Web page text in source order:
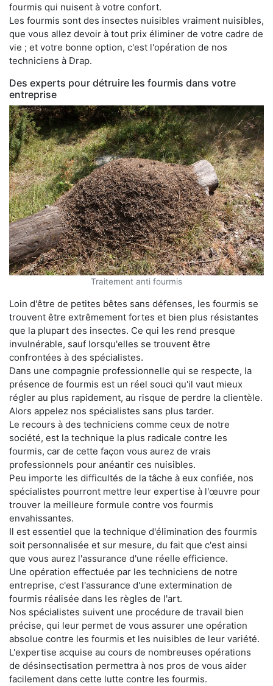
fourmis qui nuisent à votre confort.
Les fourmis sont des insectes nuisibles vraiment nuisibles,
que vous allez devoir à tout prix éliminer de votre cadre de
vie ; et votre bonne option, c'est l'opération de nos
techniciens à Drap.
Des experts pour détruire les fourmis dans votre
entreprise
Traitement anti fourmis
Loin d'être de petites bêtes sans défenses, les fourmis se
trouvent être extrêmement fortes et bien plus résistantes
que la plupart des insectes. Ce qui les rend presque
invulnérable, sauf lorsqu'elles se trouvent être
confrontées à des spécialistes.
Dans une compagnie professionnelle qui se respecte, la
présence de fourmis est un réel souci qu'il vaut mieux
régler au plus rapidement, au risque de perdre la clientèle.
Alors appelez nos spécialistes sans plus tarder.
Le recours à des techniciens comme ceux de notre
société, est la technique la plus radicale contre les
fourmis, car de cette façon vous aurez de vrais
professionnels pour anéantir ces nuisibles.
Peu importe les difficultés de la tâche à eux confiée, nos
spécialistes pourront mettre leur expertise à l'œuvre pour
trouver la meilleure formule contre vos fourmis
envahissantes.
Il est essentiel que la technique d'élimination des fourmis
soit personnalisée et sur mesure, du fait que c'est ainsi
que vous aurez l'assurance d'une réelle efficience.
Une opération effectuée par les techniciens de notre
entreprise, c'est l'assurance d'une extermination de
fourmis réalisée dans les règles de l'art.
Nos spécialistes suivent une procédure de travail bien
précise, qui leur permet de vous assurer une opération
absolue contre les fourmis et les nuisibles de leur variété.
L'expertise acquise au cours de nombreuses opérations
de désinsectisation permettra à nos pros de vous aider
facilement dans cette lutte contre les fourmis.